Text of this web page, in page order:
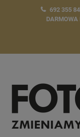
692 355
DARMOWA